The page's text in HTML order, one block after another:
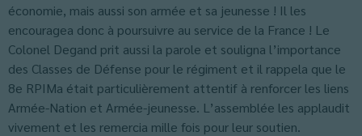
économie, mais aussi son armée et sa jeunesse ! Il les
encouragea donc à poursuivre au service de la France ! Le
Colonel Degand prit aussi la parole et souligna l’importance
des Classes de Défense pour le régiment et il rappela que le
8e RPIMa était particulièrement attentif à renforcer les liens
Armée-Nation et Armée-jeunesse. L’assemblée les applaudit
vivement et les remercia mille fois pour leur soutien.